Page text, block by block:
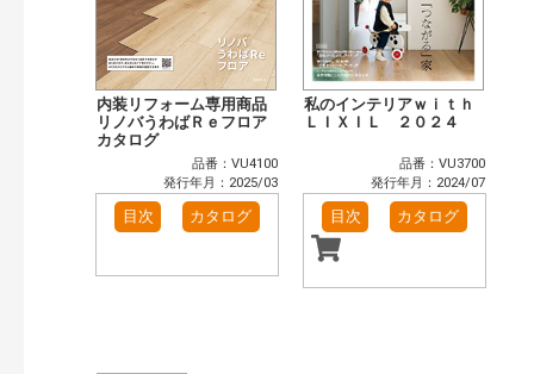
内装リフォーム専用商品
リノバうわばＲｅフロア
カタログ
品番：VU4100
発行年月：2025/03
目次 カタログ
私のインテリアｗｉｔｈ
ＬＩＸＩＬ ２０２４
品番：VU3700
発行年月：2024/07
目次 カタログ